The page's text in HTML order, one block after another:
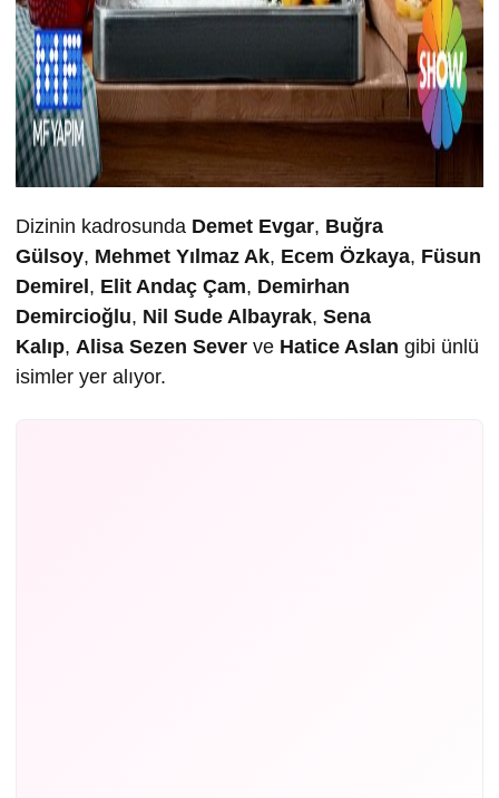
Dizinin kadrosunda Demet Evgar, Buğra
Gü lsoy, Mehmet Yılmaz Ak, Ecem Özkaya, Füsun
Demirel , Elit Andaç Çam, Demirhan
Demircioğlu, Nil Sude Albayrak, Sena
Kalıp, Alisa Sezen Sever ve Hatice Aslan gibi ünlü
isimler yer alıyor.